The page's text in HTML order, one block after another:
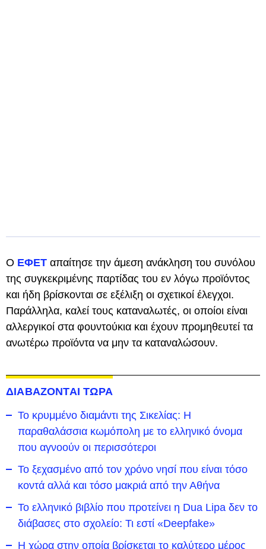
Ο ΕΦΕΤ απαίτησε την άμεση ανάκληση του συνόλου
της συγκεκριμένης παρτίδας του εν λόγω προϊόντος
και ήδη βρίσκονται σε εξέλιξη οι σχετικοί έλεγχοι.
Παράλληλα, καλεί τους καταναλωτές, οι οποίοι είναι
αλλεργικοί στα φουντούκια και έχουν προμηθευτεί τα
ανωτέρω προϊόντα να μην τα καταναλώσουν.
ΔΙΑΒΑΖΟΝΤΑΙ ΤΩΡΑ
Το κρυμμένο διαμάντι της Σικελίας: Η
παραθαλάσσια κωμόπολη με το ελληνικό όνομα
που αγνοούν οι περισσότεροι
To ξεχασμένο από τον χρόνο νησί που είναι τόσο
κοντά αλλά και τόσο μακριά από την Αθήνα
Το ελληνικό βιβλίο που προτείνει η Dua Lipa δεν το
διάβασες στο σχολείο: Τι εστί «Deepfake»
Η χώρα στην οποία βρίσκεται το καλύτερο μέρος